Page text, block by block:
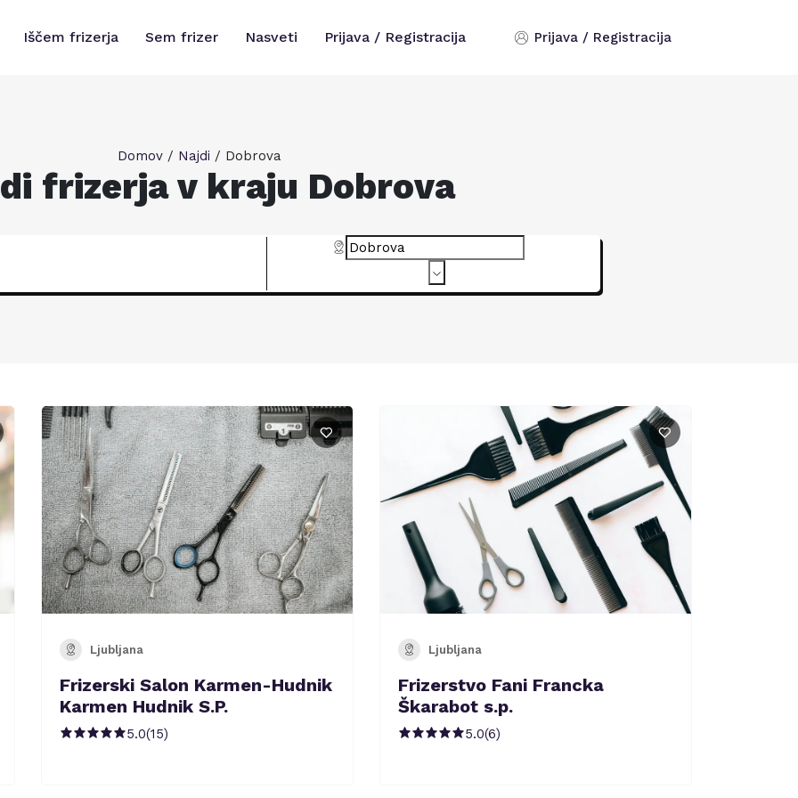
Iščem frizerja Sem frizer Nasveti Prijava / Registracija Prijava / Registracija
Domov / Najdi / Dobrova
frizerja v kraju Dobrova
Ljubljana
Frizerski Salon Karmen-Hudnik
Karmen Hudnik S.P.
5.0(15)
Ljubljana
Frizerstvo Fani Francka
Škarabot s.p.
5.0(6)